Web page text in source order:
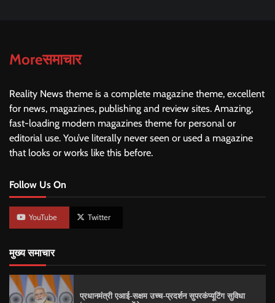
Moreसमाचार
Reality News theme is a complete magazine theme, excellent
for news, magazines, publishing and review sites. Amazing,
fast-loading modern magazines theme for personal or
editorial use. You’ve literally never seen or used a magazine
that looks or works like this before.
Follow Us On
YouTube Twitter
मुख्य समाचार
प्रधानमंत्री एआई-सक्षम उच्च-प्रदर्शन सुपरकंप्यूटिंग सुविधा